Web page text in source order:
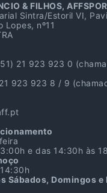
& FILHOS,
Sintra/Estoril VI,
Lopes, nº11
21 923 923 0
923 923 8 / 9
e das 14:30h às
Sábados, Domingos e